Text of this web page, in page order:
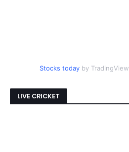
Stocks todayby TradingView
LIVE CRICKET